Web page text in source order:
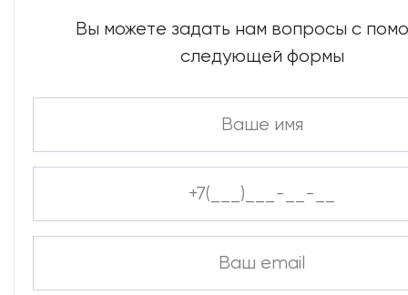
Вы можете задать нам вопросы с
следующей формы